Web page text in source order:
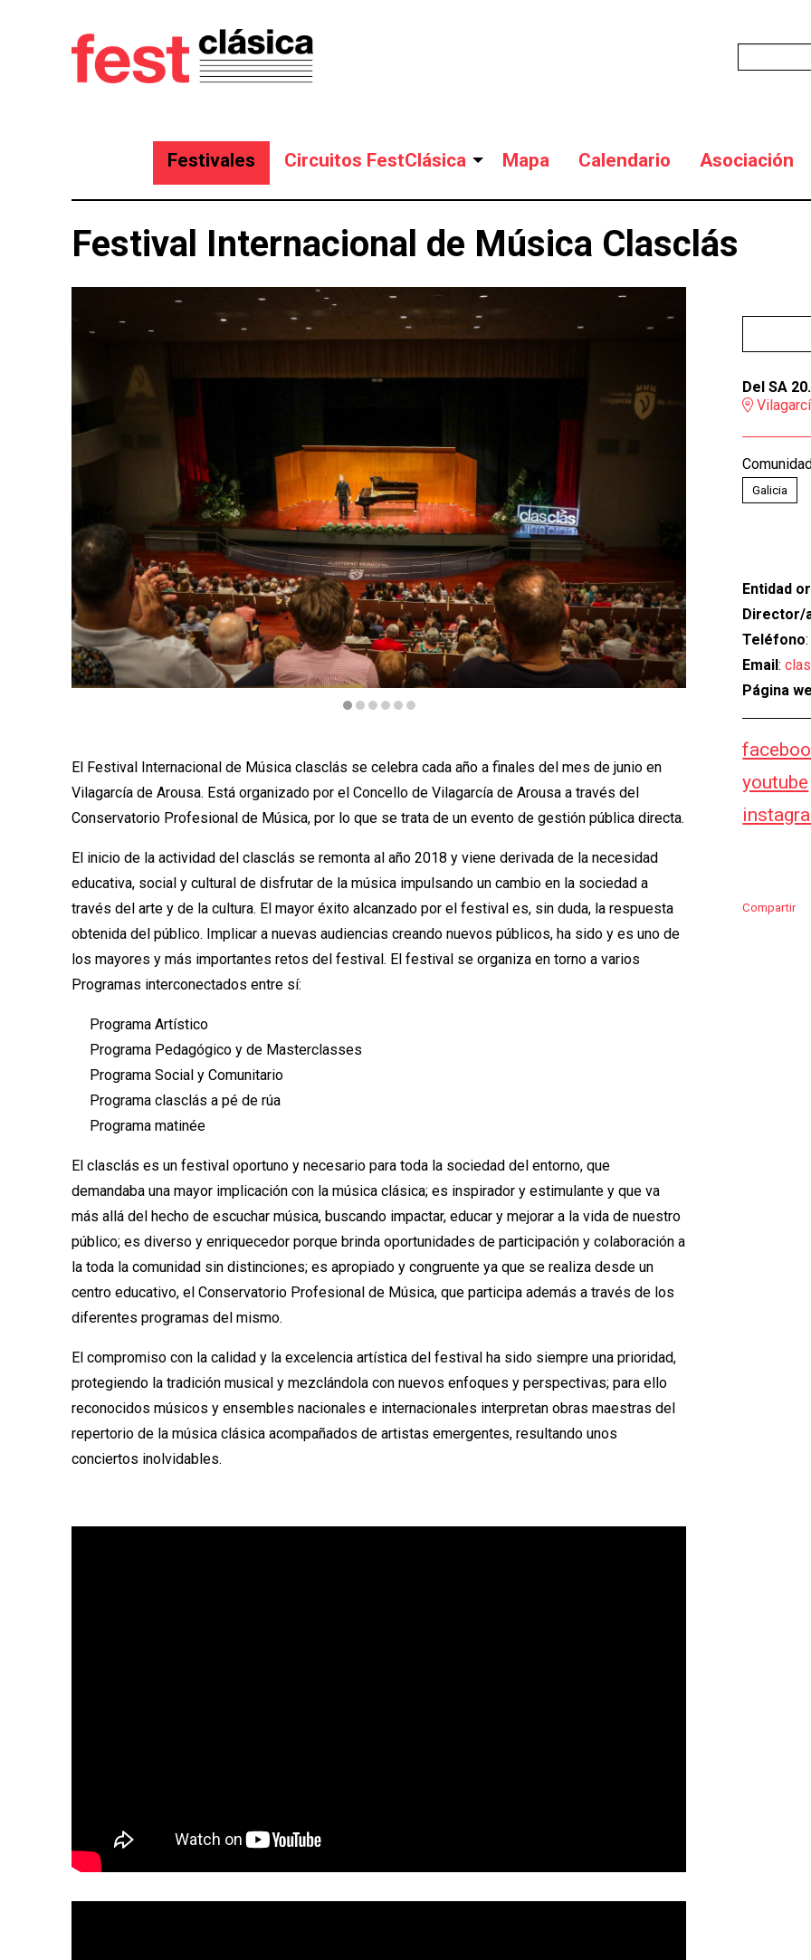
Festivales Circuitos FestClásica Mapa Calendario Asociación
Festival Internacional de Música Clasclás
Del SA
Galicia
Entidad
Director/
Teléfono
Email:c
Página
youtube
Compartir
El Festival Internacional de Música clasclás se celebra cada año a finales del mes de junio en
Vilagarcía de Arousa. Está organizado por el Concello de Vilagarcía de Arousa a través del
Conservatorio Profesional de Música, por lo que se trata de un evento de gestión pública directa.
El inicio de la actividad del clasclás se remonta al año 2018 y viene derivada de la necesidad
educativa, social y cultural de disfrutar de la música impulsando un cambio en la sociedad a
través del arte y de la cultura. El mayor éxito alcanzado por el festival es, sin duda, la respuesta
obtenida del público. Implicar a nuevas audiencias creando nuevos públicos, ha sido y es uno de
los mayores y más importantes retos del festival. El festival se organiza en torno a varios
Programas interconectados entre sí:
Programa Artístico
Programa Pedagógico y de Masterclasses
Programa Social y Comunitario
Programa clasclás a pé de rúa
Programa matinée
El clasclás es un festival oportuno y necesario para toda la sociedad del entorno, que
demandaba una mayor implicación con la música clásica; es inspirador y estimulante y que va
más allá del hecho de escuchar música, buscando impactar, educar y mejorar a la vida de nuestro
público; es diverso y enriquecedor porque brinda oportunidades de participación y colaboración a
la toda la comunidad sin distinciones; es apropiado y congruente ya que se realiza desde un
centro educativo, el Conservatorio Profesional de Música, que participa además a través de los
diferentes programas del mismo.
El compromiso con la calidad y la excelencia artística del festival ha sido siempre una prioridad,
protegiendo la tradición musical y mezclándola con nuevos enfoques y perspectivas; para ello
reconocidos músicos y ensembles nacionales e internacionales interpretan obras maestras del
repertorio de la música clásica acompañados de artistas emergentes, resultando unos
conciertos inolvidables.